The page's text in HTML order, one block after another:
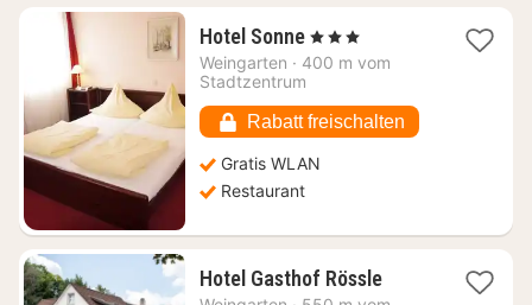
Hotel Sonne1
Nacht
€
, 3 Sterne
Weingarten · 400 m vom
Stadtzentrum
Rabatt freischalten
Gratis WLAN
Restaurant
Hotel Gasthof Rössle1
Nacht